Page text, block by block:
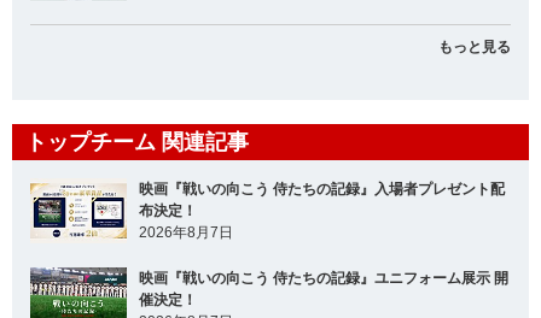
もっと見る
トップチーム 関連記事
映画『戦いの向こう 侍たちの記録』入場者プレゼント配
布決定！
2026年8月7日
映画『戦いの向こう 侍たちの記録』ユニフォーム展示 開
催決定！